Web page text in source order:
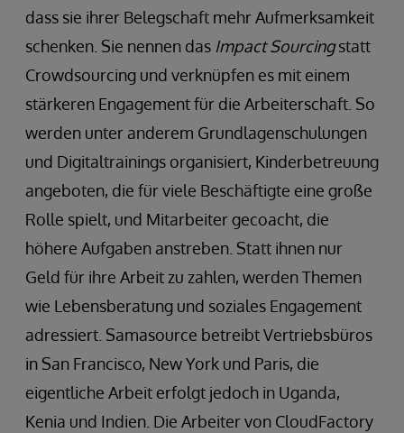
dass sie ihrer Belegschaft mehr Aufmerksamkeit
schenken. Sie nennen das Impact Sourcingstatt
Crowdsourcing und verknüpfen es mit einem
stärkeren Engagement für die Arbeiterschaft. So
werden unter anderem Grundlagenschulungen
und Digitaltrainings organisiert, Kinderbetreuung
angeboten, die für viele Beschäftigte eine große
Rolle spielt, und Mitarbeiter gecoacht, die
höhere Aufgaben anstreben. Statt ihnen nur
Geld für ihre Arbeit zu zahlen, werden Themen
wie Lebensberatung und soziales Engagement
adressiert. Samasource betreibt Vertriebsbüros
in San Francisco, New York und Paris, die
eigentliche Arbeit erfolgt jedoch in Uganda,
Kenia und Indien. Die Arbeiter von CloudFactory